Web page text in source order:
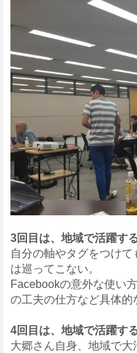
3回目は、地域で活躍す
自分の軸やタグをつけ
は巡ってこない。
Facebookの意外な使い
の工夫の仕方など具体的
4回目は、地域で活躍す
大郷さん自身、地域で